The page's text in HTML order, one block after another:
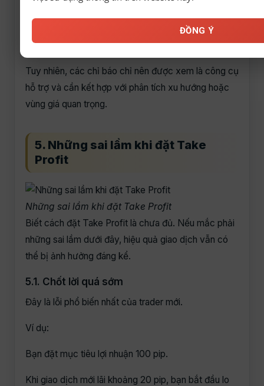
hoặc vùng Pivot kháng cự quan trọng, đó có thể là
khu vực thích hợp để Take Profit.
Tuy nhiên, các chỉ báo chỉ nên được xem là công cụ
hỗ trợ và cần kết hợp với phân tích xu hướng hoặc
vùng giá quan trọng.
5. Những sai lầm khi đặt Take
Profit
Những sai lầm khi đặt Take Profit
Biết cách đặt Take Profit là chưa đủ. Nếu mắc phải
những sai lầm dưới đây, hiệu quả giao dịch vẫn có
thể bị ảnh hưởng đáng kể.
5.1. Chốt lời quá sớm
Đây là lỗi phổ biến nhất của trader mới.
Ví dụ:
Bạn đặt mục tiêu lợi nhuận 100 pip.
Khi giao dịch mới lãi khoảng 20 pip, bạn bắt đầu lo
ĐỒNG Ý